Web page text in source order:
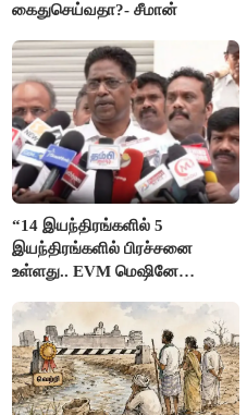
கைதுசெய்வதா?- சீமான்
“14 இயந்திரங்களில் 5
இயந்திரங்களில் பிரச்சனை
உள்ளது.. EVM மெஷினே
இளங்கோ